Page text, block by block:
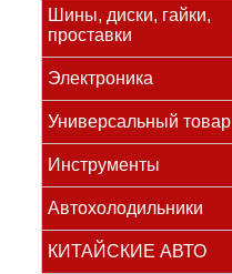
Шины, диски, гайки,
проставки
Электроника
Универсальный товар
Инструменты
Автохолодильники
КИТАЙСКИЕ АВТО